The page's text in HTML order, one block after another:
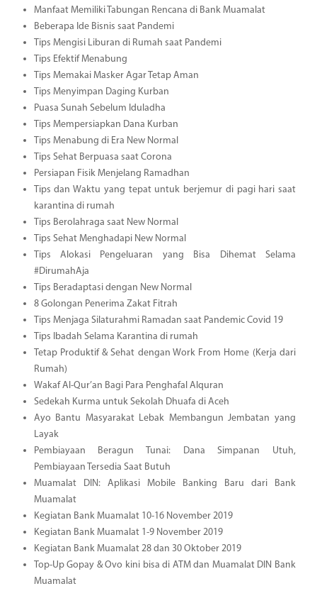
Manfaat Memiliki Tabungan Rencana di Bank Muamalat
Beberapa Ide Bisnis saat Pandemi
Tips Mengisi Liburan di Rumah saat Pandemi
Tips Efektif Menabung
Tips Memakai Masker Agar Tetap Aman
Tips Menyimpan Daging Kurban
Puasa Sunah Sebelum Iduladha
Tips Mempersiapkan Dana Kurban
Tips Menabung di Era New Normal
Tips Sehat Berpuasa saat Corona
Persiapan Fisik Menjelang Ramadhan
Tips dan Waktu yang tepat untuk berjemur di pagi hari saat
karantina di rumah
Tips Berolahraga saat New Normal
Tips Sehat Menghadapi New Normal
Tips Alokasi Pengeluaran yang Bisa Dihemat Selama
#DirumahAja
Tips Beradaptasi dengan New Normal
8 Golongan Penerima Zakat Fitrah
Tips Menjaga Silaturahmi Ramadan saat Pandemic Covid 19
Tips Ibadah Selama Karantina di rumah
Tetap Produktif & Sehat dengan Work From Home (Kerja dari
Rumah)
Wakaf Al-Qur’an Bagi Para Penghafal Alquran
Sedekah Kurma untuk Sekolah Dhuafa di Aceh
Ayo Bantu Masyarakat Lebak Membangun Jembatan yang
Layak
Pembiayaan Beragun Tunai: Dana Simpanan Utuh,
Pembiayaan Tersedia Saat Butuh
Muamalat DIN: Aplikasi Mobile Banking Baru dari Bank
Muamalat
Kegiatan Bank Muamalat 10-16 November 2019
Kegiatan Bank Muamalat 1-9 November 2019
Kegiatan Bank Muamalat 28 dan 30 Oktober 2019
Top-Up Gopay & Ovo kini bisa di ATM dan Muamalat DIN Bank
Muamalat